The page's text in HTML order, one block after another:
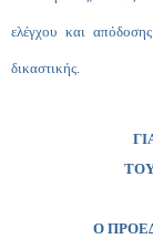
ελέγχου και
δικαστικής.
Ο